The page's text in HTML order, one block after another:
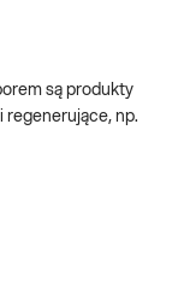
są produkty
regenerujące, np.